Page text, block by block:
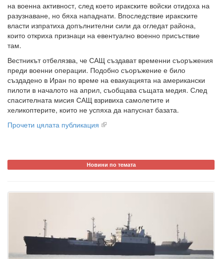
на военна активност, след което иракските войски отидоха на
разузнаване, но бяха нападнати. Впоследствие иракските
власти изпратиха допълнителни сили да огледат района,
които откриха признаци на евентуално военно присъствие
там.
Вестникът отбелязва, че САЩ създават временни съоръжения
преди военни операции. Подобно съоръжение е било
създадено в Иран по време на евакуацията на американски
пилоти в началото на април, съобщава същата медия. След
спасителната мисия САЩ взривиха самолетите и
хеликоптерите, които не успяха да напуснат базата.
Прочети цялата публикация
Новини по темата